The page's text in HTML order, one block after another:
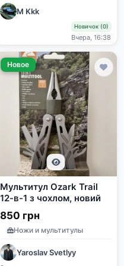
M Kkk
Новичок (0)
Вчера, 16:38
Новое
Мультитул Ozark Trail
12-в-1 з чохлом, новий
850 грн
Ножи и мультитулы
Yaroslav Svetlyy